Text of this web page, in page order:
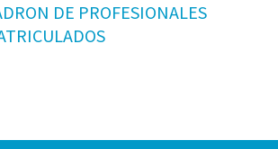
DE PROFESIONALES